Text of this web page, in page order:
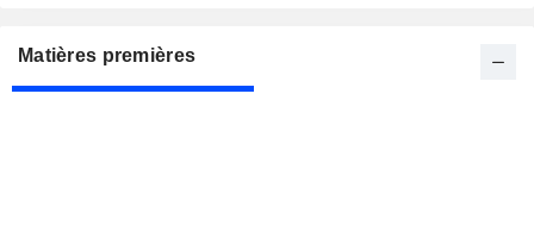
Matières premières